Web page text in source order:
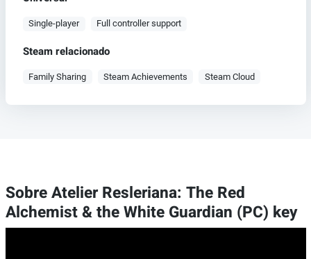
Single-player Full controller support
Steam relacionado
Family Sharing Steam Achievements Steam Cloud
Sobre Atelier Resleriana: The Red
Alchemist & the White Guardian (PC) key